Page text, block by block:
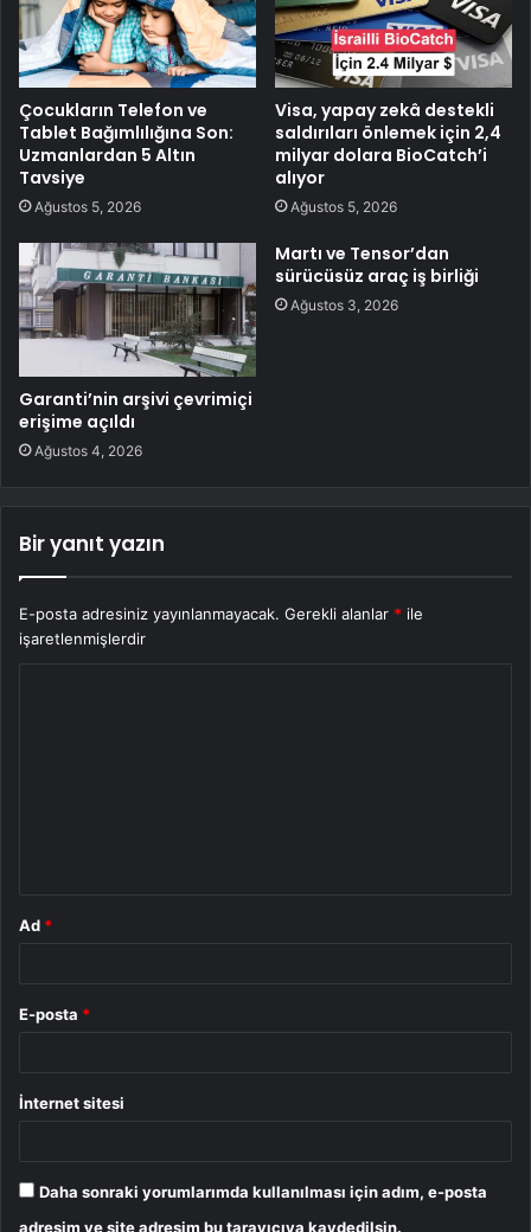
Çocukların Telefon ve
Tablet Bağımlılığına Son:
Uzmanlardan 5 Altın
Tavsiye
Ağustos 5, 2026
Visa, yapay zekâ destekli
saldırıları önlemek için 2,4
milyar dolara BioCatch’i
alıyor
Ağustos 5, 2026
Garanti’nin arşivi çevrimiçi
erişime açıldı
Ağustos 4, 2026
Martı ve Tensor’dan
sürücüsüz araç iş birliği
Ağustos 3, 2026
Bir yanıt yazın
E-posta adresiniz yayınlanmayacak. Gerekli alanlar * ile
işaretlenmişlerdir
Ad *
E-posta *
İnternet sitesi
Daha sonraki yorumlarımda kullanılması için adım, e-posta
adresim ve site adresim bu tarayıcıya kaydedilsin.